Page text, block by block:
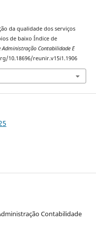
da qualidade dos serviços
de baixo Índice de
Administração Contabilidade E
10.18696/reunir.v15i1.1906
Contabilidade